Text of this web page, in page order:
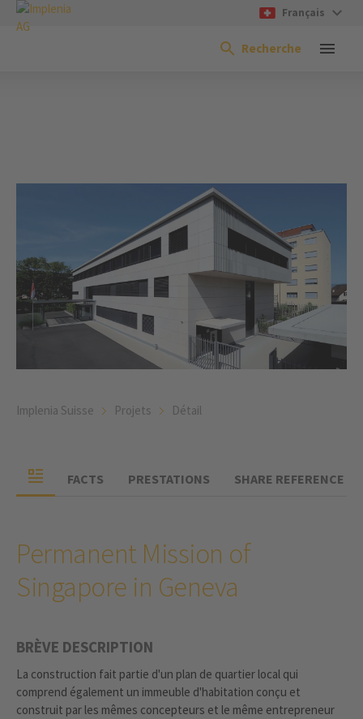
Français
Recherche
Implenia Suisse Projets Détail
FACTS PRESTATIONS SHARE REFERENCE
Permanent Mission of
Singapore in Geneva
BRÈVE DESCRIPTION
La construction fait partie d'un plan de quartier local qui
comprend également un immeuble d'habitation conçu et
construit par les mêmes concepteurs et le même entrepreneur